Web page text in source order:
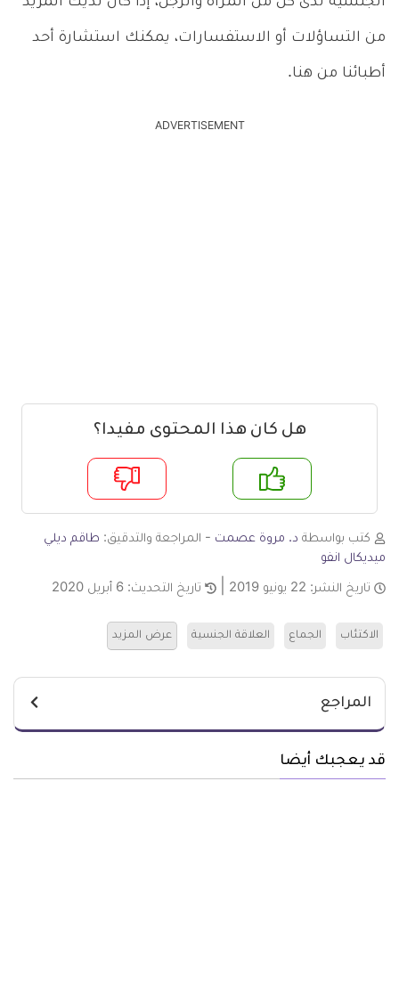
من التساؤلات أو الاستفسارات، يمكنك استشارة أحد
أطبائنا من هنا.
ADVERTISEMENT
هل كان هذا المحتوى مفيدا؟
لا
كتب بواسطة د. مروة عصمت - المراجعة والتدقيق: طاقم ديلي
ميديكال انفو
تاريخ النشر: 22 يونيو 2019 تاريخ التحديث: 6 أبريل 2020
الاكتئاب الجماع العلاقة الجنسية عرض المزيد
المراجع
قد يعجبك أيضا